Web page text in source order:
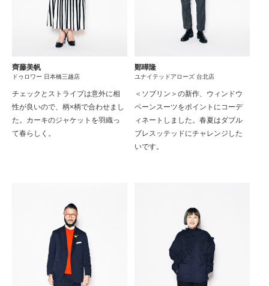
齊藤美帆
ドゥロワー 日本橋三越店
チェックとストライプは意外に相
性が良いので、柄×柄で合わせまし
た。カーキのジャケットを羽織っ
て春らしく。
鄭曄隆
ユナイテッドアローズ 台北店
＜ソブリン＞の新作、ウィンドウ
ペーンスーツをポイントにコーデ
ィネートしました。春夏はダブル
ブレスッテッドにチャレンジした
いです。